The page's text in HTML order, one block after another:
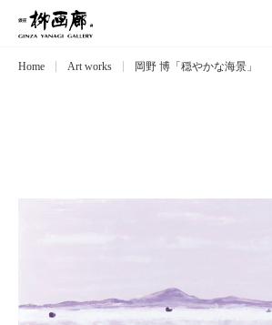
Exhibitions
Catalog
Home Art works 岡野 博「穏やかな海景」